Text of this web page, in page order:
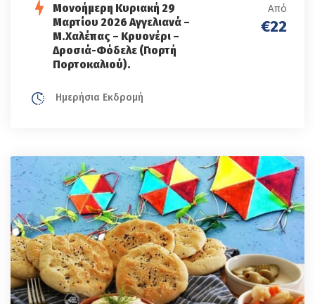
Μονοήμερη Κυριακή 29
Μαρτίου 2026 Αγγελιανά –
Μ.Χαλέπας – Κρυονέρι –
Δροσιά-Φόδελε (Γιορτή
Πορτοκαλιού).
Από
€22
Ημερήσια Εκδρομή